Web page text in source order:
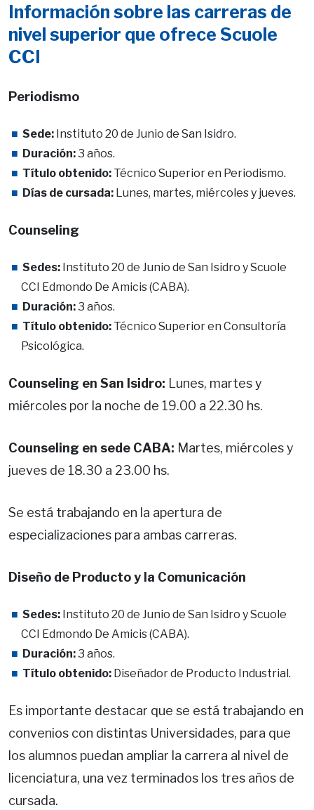
Información sobre las carreras de
nivel superior que ofrece Scuole
CCI
Periodismo
Sede:Instituto 20 de Junio de San Isidro.
Duración:3 años.
Título obtenido:Técnico Superior en Periodismo.
Días de cursada:Lunes, martes, miércoles y jueves.
Counseling
Sedes:Instituto 20 de Junio de San Isidro y Scuole
CCI Edmondo De Amicis (CABA).
Duración:3 años.
Título obtenido:Técnico Superior en Consultoría
Psicológica.
Counseling en San Isidro: Lunes, martes y
miércoles por la noche de 19.00 a 22.30 hs.
Counseling en sede CABA: Martes, miércoles y
jueves de 18.30 a 23.00 hs.
Se está trabajando en la apertura de
especializaciones para ambas carreras.
Diseño de Producto y la Comunicación
Sedes:Instituto 20 de Junio de San Isidro y Scuole
CCI Edmondo De Amicis (CABA).
Duración:3 años.
Título obtenido:Diseñador de Producto Industrial.
Es importante destacar que se está trabajando en
convenios con distintas Universidades, para que
los alumnos puedan ampliar la carrera al nivel de
licenciatura, una vez terminados los tres años de
cursada.